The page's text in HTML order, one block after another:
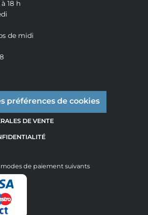
18 h
de midi
préférences de cookies
DE VENTE
de paiement suivants